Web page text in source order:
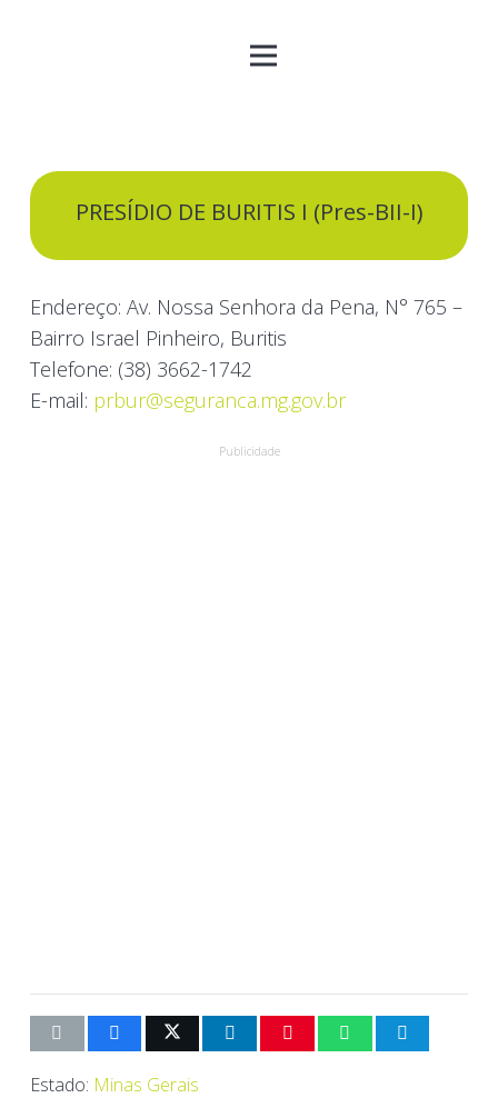
PRESÍDIO DE BURITIS I (Pres-BII-I)
Endereço: Av. Nossa Senhora da Pena, N° 765 –
Bairro Israel Pinheiro, Buritis
Telefone: (38) 3662-1742
E-mail: prbur@seguranca.mg.gov.br
Publicidade
Estado: Minas Gerais